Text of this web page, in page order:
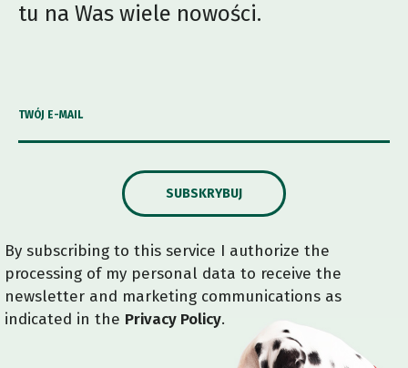
tu na Was wiele nowości.
TWÓJ E-MAIL
SUBSKRYBUJ
By subscribing to this service I authorize the
processing of my personal data to receive the
newsletter and marketing communications as
indicated in the Privacy Policy.